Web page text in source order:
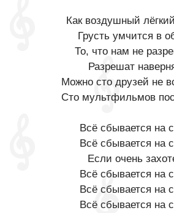
Как воздушный
Грусть умчится в
То, что нам не
Разрешат
Можно сто друзей не
Сто мультфильмов
Всё сбывается на
Всё сбывается на
Если очень
Всё сбывается на
Всё сбывается на
Всё сбывается на